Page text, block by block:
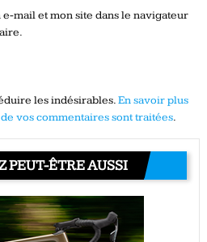
mail et mon site dans le navigateur
les indésirables.En savoir plus
vos commentaires sont traitées.
PEUT-ÊTRE AUSSI